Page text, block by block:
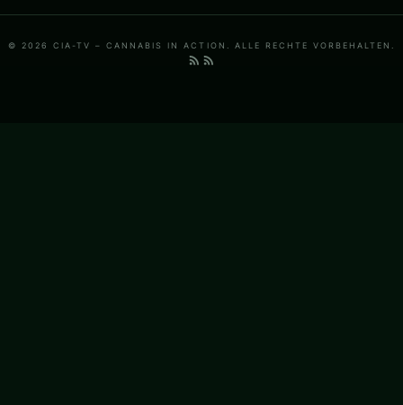
© 2026 CIA-TV – CANNABIS IN ACTION. ALLE RECHTE VORBEHALTEN.